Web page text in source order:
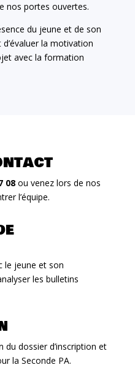
nos portes ouvertes.
du jeune et de son
la motivation
avec la formation
08ou venez lors de nos
l’équipe.
le jeune et son
les bulletins
du dossier d’inscription et
la Seconde PA.